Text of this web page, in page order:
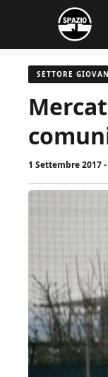
contenuto
SETTORE
1 Settembre 2017 -